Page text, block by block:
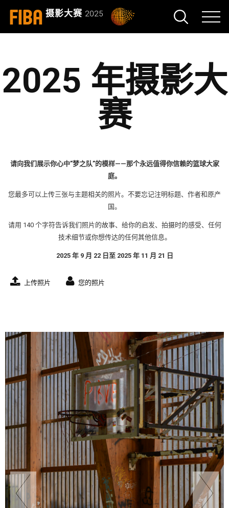
FIBA 摄影大赛2025
2025 年摄影大
赛
请向我们展示你心中”梦之队”的模样——那个永远值得你信赖的篮球大家
庭。
您最多可以上传三张与主题相关的照片。不要忘记注明标题、作者和原产
国。
请用 140 个字符告诉我们照片的故事、给你的启发、拍摄时的感受、任何
技术细节或你想传达的任何其他信息。
2025 年 9 月 22 日至 2025 年 11 月 21 日
上传照片 您的照片